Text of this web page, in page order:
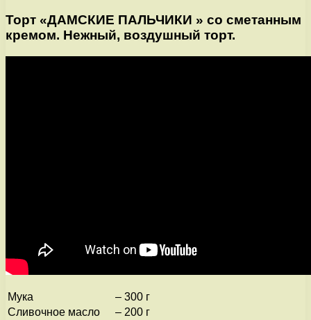
Торт «ДАМСКИЕ ПАЛЬЧИКИ » со сметанным
кремом. Нежный, воздушный торт.
Мука – 300 г
Сливочное масло
– 200 г